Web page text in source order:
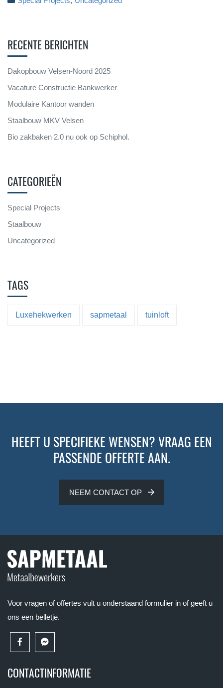
RECENTE BERICHTEN
Dakopbouw Velsen-Noord 2025
Vacature Constructie Bankwerker
Modulaire Kantoor wanden
Staalbouw MKV Velsen
Bio zakbaken 2.0 nu ook op Schiphol.
CATEGORIEËN
Special Projects
Staalbouw
Uncategorized
TAGS
Luxehekwerken sapmetaal tuinloft
HEEFT U SPECIFIEKE WENSEN? VRAAG EEN
PASSENDE OFFERTE AAN.
NEEM CONTACT OP
Voor vragen of offertes vult u onderstaand formulier in of geeft u
ons een belletje.
CONTACTINFORMATIE